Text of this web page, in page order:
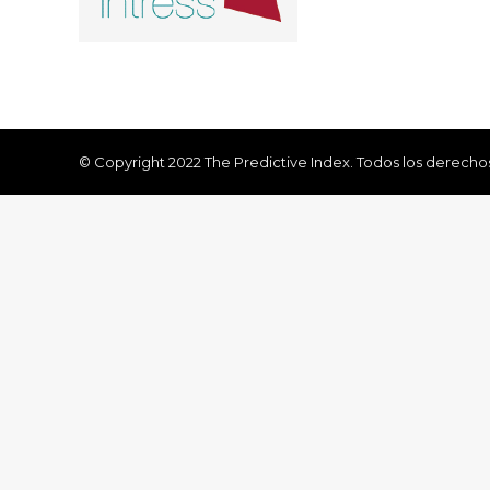
© Copyright 2022 The Predictive Index. Todos los